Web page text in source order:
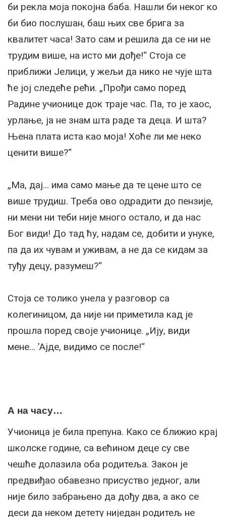
би рекла моја покојна баба. Нашли би неког ко
би био послушан, баш њих све брига за
квалитет часа! Зато сам и решила да се ни не
трудим више, на исто ми дође!“ Стоја се
приближи Јелици, у жељи да нико не чује шта
ће јој следеће рећи. „Прођи само поред
Радине учионице док траје час. Па, то је хаос,
урлање, ја не знам шта раде та деца. И шта?
Њена плата иста као моја! Хоће ли ме неко
ценити више?“
„Ма, дај… има само мање да те цене што се
више трудиш. Треба ово одрадити до пензије,
ни мени ни теби није много остало, и да нас
Бог види! До тад ћу, надам се, добити и унуке,
па да их чувам и уживам, а не да се кидам за
туђу децу, разумеш?“
Стоја се толико унела у разговор са
колегиницом, да није ни приметила кад је
прошла поред своје учионице. „Ију, види
мене… ’Ајде, видимо се после!“
А на часу…
Учионица је била препуна. Како се ближио крај
школске године, са већином деце су све
чешће долазила оба родитеља. Закон је
предвиђао обавезно присуство једног, али
није било забрањено да дођу два, а ако се
деси да неком детету ниједан родитељ не